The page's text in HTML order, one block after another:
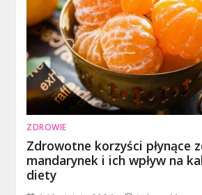
ZDROWIE
Zdrowotne korzyści płynące
mandarynek i ich wpływ na
diety